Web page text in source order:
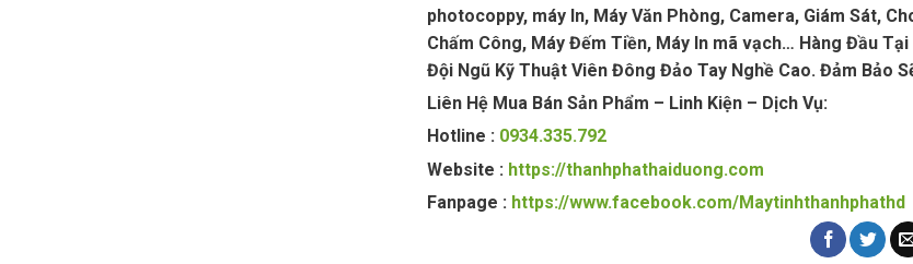
photocoppy, máy In, Máy Văn Phòng, Camera, Giám Sát,
Chấm Công, Máy Đếm Tiền, Máy In mã vạch… Hàng Đầu
Đội Ngũ Kỹ Thuật Viên Đông Đảo Tay Nghề Cao. Đảm Bảo
Liên Hệ Mua Bán Sản Phẩm – Linh Kiện – Dịch Vụ:
Hotline : 0934.335.792
Website : https://thanhphathaiduong.com
Fanpage : https://www.facebook.com/Maytinhthanhphathd